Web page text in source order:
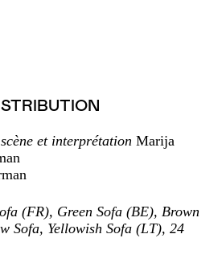
et interprétation Marija
(FR), Green Sofa (BE), Brown
Sofa, Yellowish Sofa (LT), 24